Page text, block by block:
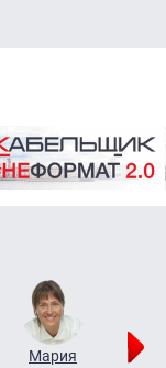
Мария